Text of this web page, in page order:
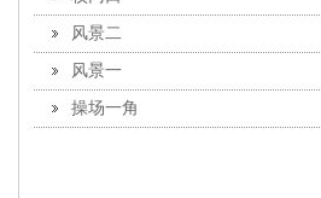
风景二
风景一
操场一角